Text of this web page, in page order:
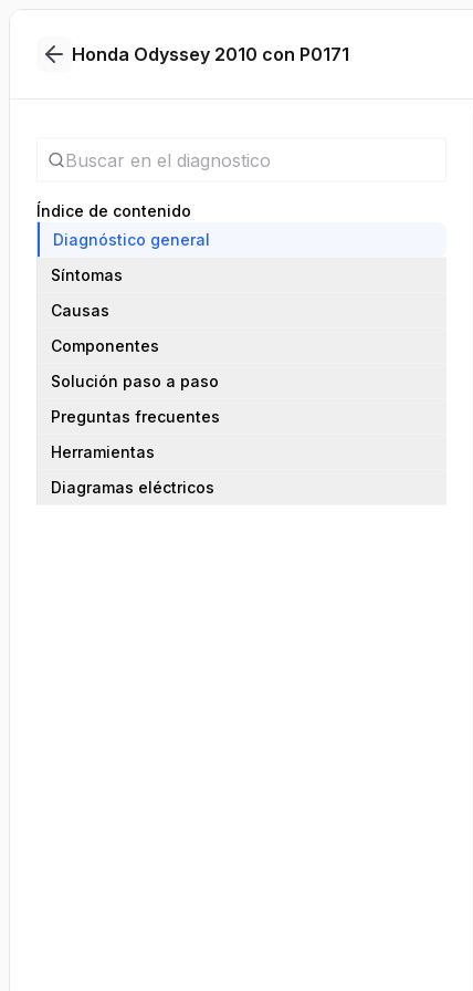
Honda Odyssey 2010 con P0171
Índice de contenido
Diagnóstico general
Síntomas
Causas
Componentes
Solución paso a paso
Preguntas frecuentes
Herramientas
Diagramas eléctricos